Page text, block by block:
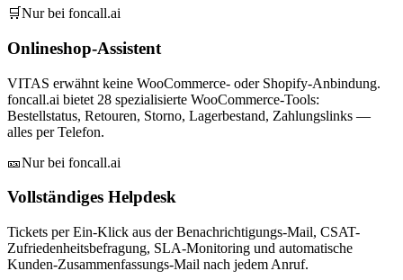
🛒Nur bei foncall.ai
Onlineshop-Assistent
VITAS erwähnt keine WooCommerce- oder Shopify-Anbindung.
foncall.ai bietet 28 spezialisierte WooCommerce-Tools:
Bestellstatus, Retouren, Storno, Lagerbestand, Zahlungslinks —
alles per Telefon.
🎫Nur bei foncall.ai
Vollständiges Helpdesk
Tickets per Ein-Klick aus der Benachrichtigungs-Mail, CSAT-
Zufriedenheitsbefragung, SLA-Monitoring und automatische
Kunden-Zusammenfassungs-Mail nach jedem Anruf.